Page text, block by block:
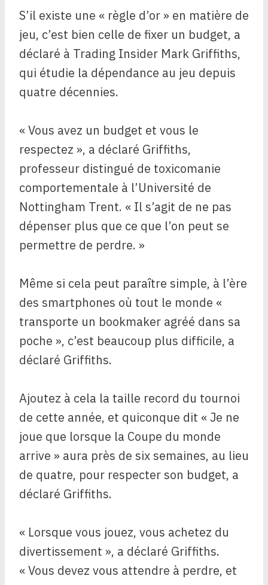
S’il existe une « règle d’or » en matière de
jeu, c’est bien celle de fixer un budget, a
déclaré à Trading Insider Mark Griffiths,
qui étudie la dépendance au jeu depuis
quatre décennies.
« Vous avez un budget et vous le
respectez », a déclaré Griffiths,
professeur distingué de toxicomanie
comportementale à l’Université de
Nottingham Trent. « Il s’agit de ne pas
dépenser plus que ce que l’on peut se
permettre de perdre. »
Même si cela peut paraître simple, à l’ère
des smartphones où tout le monde «
transporte un bookmaker agréé dans sa
poche », c’est beaucoup plus difficile, a
déclaré Griffiths.
Ajoutez à cela la taille record du tournoi
de cette année, et quiconque dit « Je ne
joue que lorsque la Coupe du monde
arrive » aura près de six semaines, au lieu
de quatre, pour respecter son budget, a
déclaré Griffiths.
« Lorsque vous jouez, vous achetez du
divertissement », a déclaré Griffiths.
« Vous devez vous attendre à perdre, et